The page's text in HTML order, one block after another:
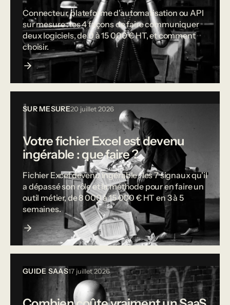
Connecteur, plateforme d'automatisation ou API
sur mesure : les 4 façons de faire communiquer
deux logiciels, de 0 à 15 000 € HT, et comment
choisir.
SUR MESURE20 juillet 2026
Votre fichier Excel est devenu
ingérable : que faire ?
Fichier Excel devenu ingérable : les 7 signaux qu'il
a dépassé son rôle et la méthode pour en faire un
outil métier, de 8 000 à 15 000 € HT en 3 à 5
semaines.
GUIDE SAAS17 juillet 2026